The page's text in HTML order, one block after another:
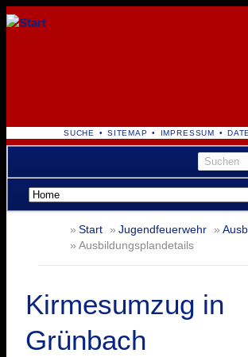
NAVIGATION
ÜBERSPRINGEN
SUCHE SITEMAP IMPRESSUM
Navigation
überspringen
Start Jugendfeuerwehr
Ausbildungsplandetails
Kirmesumzug in
Grünbach